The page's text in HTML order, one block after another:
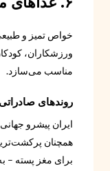
خواص تمیز و
ورزشکاران،
مناسب می‌سازد.
روندهای
ایران پیشرو
همچنان
برای مغز پسته –